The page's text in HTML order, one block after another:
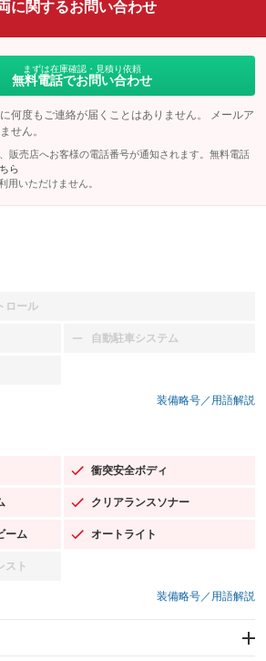
に関するお問い合わせ
まずは在庫確認・見積り依頼
無料電話でお問い合わせ
何度もご連絡が届くことはありません。 メールア
せん。
販売店へお客様の電話番号が通知されます。無料電話
ら
用いただけません。
ロール
自動駐車システム
：装備なし
装備略号／用語解説
衝突安全ボディ
：装備あり
クリアランスソナー
：装備あり
ーム オートライト
：装備あり
スト
装備略号／用語解説